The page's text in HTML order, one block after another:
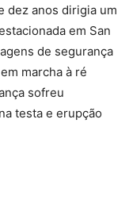
dez anos dirigia um
em San
de segurança
marcha à ré
sofreu
testa e erupção